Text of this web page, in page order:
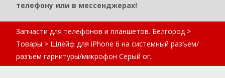
телефону или в мессенджерах!
Запчасти для телефонов и планшетов. Белгород >
Товары > Шлейф для iPhone 6 на системный разъем/
разъем гарнитуры/микрофон Серый or.